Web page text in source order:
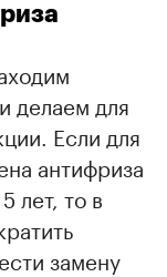
делаем для
Если для
антифриза
лет, то в
замену